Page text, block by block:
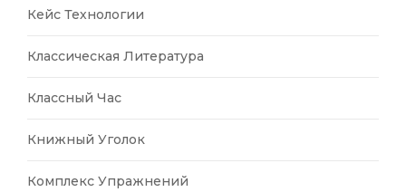
Кейс Технологии
Классическая Литература
Классный Час
Книжный Уголок
Комплекс Упражнений